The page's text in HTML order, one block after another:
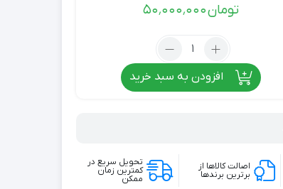
تومان۵۰٬۰۰۰٬۰۰۰
افزودن به سبد خرید
اصالت کالاها از
برترین برندها
تحویل سریع در
کمترین زمان
ممکن